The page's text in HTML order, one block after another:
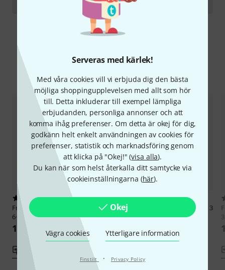
Serveras med kärlek!
Med våra cookies vill vi erbjuda dig den bästa
möjliga shoppingupplevelsen med allt som hör
till. Detta inkluderar till exempel lämpliga
erbjudanden, personliga annonser och att
komma ihåg preferenser. Om detta är okej för dig,
godkänn helt enkelt användningen av cookies för
preferenser, statistik och marknadsföring genom
att klicka på "Okej!" (visa alla).
Du kan när som helst återkalla ditt samtycke via
cookieinställningarna (här).
Okej
Vägra cookies Ytterligare information
Finstilt · Privacy Policy
Jämför alternativ
4
Frate Precision
Classic Trumpet
6+ M,3,106
1 699 kr
3
Frate Precision
Classic Trumpet 3
HM, 106
1 699 kr